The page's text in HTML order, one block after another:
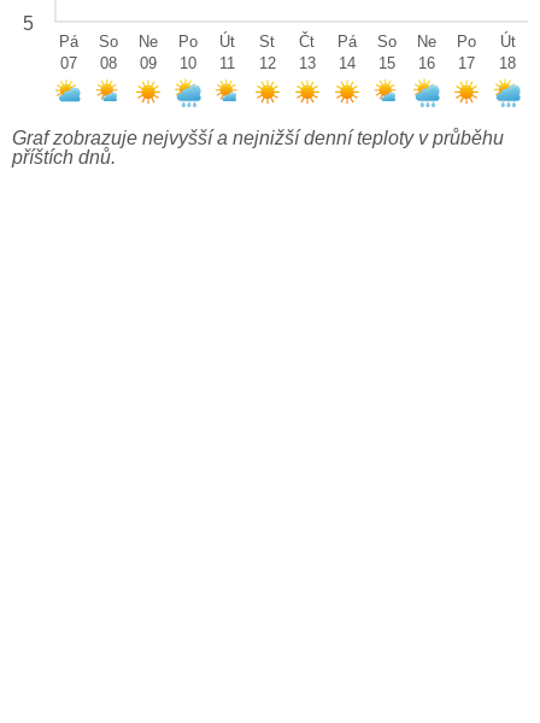
5
Pá
07
So
08
Ne
09
Po
10
Út
11
St
12
Čt
13
Pá
14
So
15
Ne
16
Po
17
Út
18
Graf zobrazuje nejvyšší a nejnižší denní teploty v průběhu
příštích dnů.